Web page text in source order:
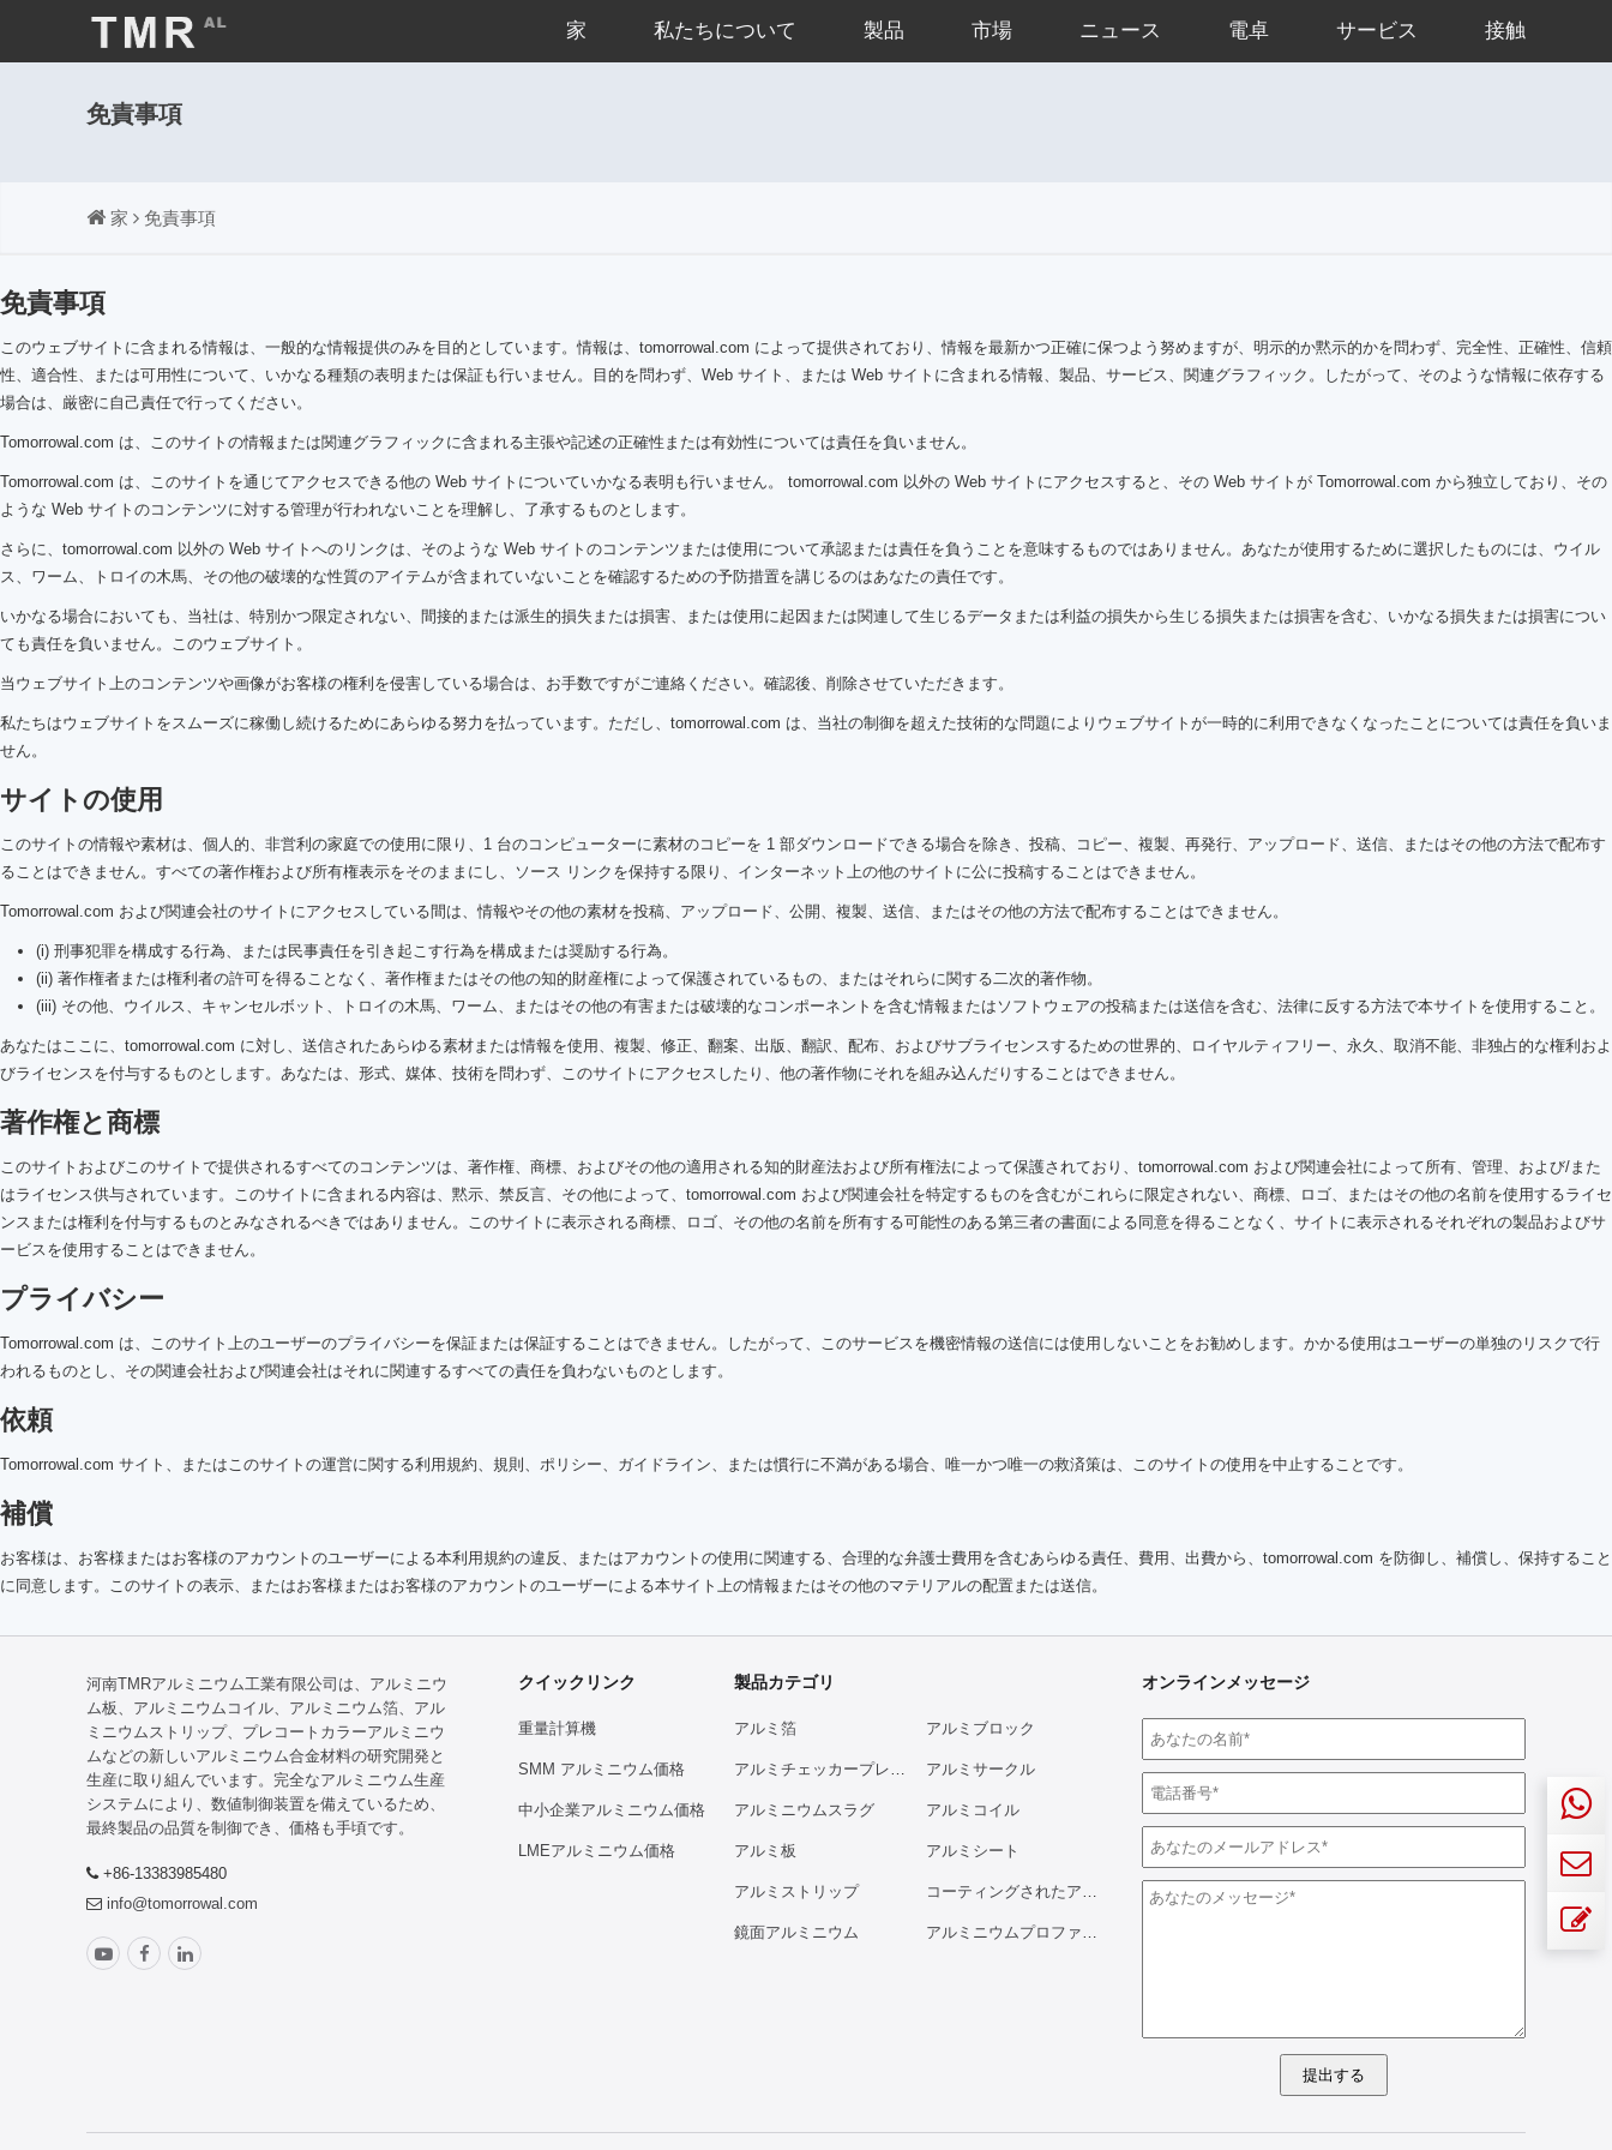
家 私たちについて 製品 市場 ニュース 電卓 サービス 接触
免責事項
家 免責事項
免責事項
このウェブサイトに含まれる情報は、一般的な情報提供のみを目的としています。情報は、tomorrowal.com によって提供されており、情報を最新かつ正確に保つよう努めますが、明示的か黙示的かを問わず、完全性、正確性、信頼
性、適合性、または可用性について、いかなる種類の表明または保証も行いません。目的を問わず、Web サイト、または Web サイトに含まれる情報、製品、サービス、関連グラフィック。したがって、そのような情報に依存する
場合は、厳密に自己責任で行ってください。
Tomorrowal.com は、このサイトの情報または関連グラフィックに含まれる主張や記述の正確性または有効性については責任を負いません。
Tomorrowal.com は、このサイトを通じてアクセスできる他の Web サイトについていかなる表明も行いません。 tomorrowal.com 以外の Web サイトにアクセスすると、その Web サイトが Tomorrowal.com から独立しており、その
ような Web サイトのコンテンツに対する管理が行われないことを理解し、了承するものとします。
さらに、tomorrowal.com 以外の Web サイトへのリンクは、そのような Web サイトのコンテンツまたは使用について承認または責任を負うことを意味するものではありません。あなたが使用するために選択したものには、ウイル
ス、ワーム、トロイの木馬、その他の破壊的な性質のアイテムが含まれていないことを確認するための予防措置を講じるのはあなたの責任です。
いかなる場合においても、当社は、特別かつ限定されない、間接的または派生的損失または損害、または使用に起因または関連して生じるデータまたは利益の損失から生じる損失または損害を含む、いかなる損失または損害につい
ても責任を負いません。このウェブサイト。
当ウェブサイト上のコンテンツや画像がお客様の権利を侵害している場合は、お手数ですがご連絡ください。確認後、削除させていただきます。
私たちはウェブサイトをスムーズに稼働し続けるためにあらゆる努力を払っています。ただし、tomorrowal.com は、当社の制御を超えた技術的な問題によりウェブサイトが一時的に利用できなくなったことについては責任を負いま
せん。
サイトの使用
このサイトの情報や素材は、個人的、非営利の家庭での使用に限り、1 台のコンピューターに素材のコピーを 1 部ダウンロードできる場合を除き、投稿、コピー、複製、再発行、アップロード、送信、またはその他の方法で配布す
ることはできません。すべての著作権および所有権表示をそのままにし、ソース リンクを保持する限り、インターネット上の他のサイトに公に投稿することはできません。
Tomorrowal.com および関連会社のサイトにアクセスしている間は、情報やその他の素材を投稿、アップロード、公開、複製、送信、またはその他の方法で配布することはできません。
(i) 刑事犯罪を構成する行為、または民事責任を引き起こす行為を構成または奨励する行為。
(ii) 著作権者または権利者の許可を得ることなく、著作権またはその他の知的財産権によって保護されているもの、またはそれらに関する二次的著作物。
(iii) その他、ウイルス、キャンセルボット、トロイの木馬、ワーム、またはその他の有害または破壊的なコンポーネントを含む情報またはソフトウェアの投稿または送信を含む、法律に反する方法で本サイトを使用すること。
あなたはここに、tomorrowal.com に対し、送信されたあらゆる素材または情報を使用、複製、修正、翻案、出版、翻訳、配布、およびサブライセンスするための世界的、ロイヤルティフリー、永久、取消不能、非独占的な権利およ
びライセンスを付与するものとします。あなたは、形式、媒体、技術を問わず、このサイトにアクセスしたり、他の著作物にそれを組み込んだりすることはできません。
著作権と商標
このサイトおよびこのサイトで提供されるすべてのコンテンツは、著作権、商標、およびその他の適用される知的財産法および所有権法によって保護されており、tomorrowal.com および関連会社によって所有、管理、および/また
はライセンス供与されています。このサイトに含まれる内容は、黙示、禁反言、その他によって、tomorrowal.com および関連会社を特定するものを含むがこれらに限定されない、商標、ロゴ、またはその他の名前を使用するライセ
ンスまたは権利を付与するものとみなされるべきではありません。このサイトに表示される商標、ロゴ、その他の名前を所有する可能性のある第三者の書面による同意を得ることなく、サイトに表示されるそれぞれの製品およびサ
ービスを使用することはできません。
プライバシー
Tomorrowal.com は、このサイト上のユーザーのプライバシーを保証または保証することはできません。したがって、このサービスを機密情報の送信には使用しないことをお勧めします。かかる使用はユーザーの単独のリスクで行
われるものとし、その関連会社および関連会社はそれに関連するすべての責任を負わないものとします。
依頼
Tomorrowal.com サイト、またはこのサイトの運営に関する利用規約、規則、ポリシー、ガイドライン、または慣行に不満がある場合、唯一かつ唯一の救済策は、このサイトの使用を中止することです。
補償
お客様は、お客様またはお客様のアカウントのユーザーによる本利用規約の違反、またはアカウントの使用に関連する、合理的な弁護士費用を含むあらゆる責任、費用、出費から、tomorrowal.com を防御し、補償し、保持すること
に同意します。このサイトの表示、またはお客様またはお客様のアカウントのユーザーによる本サイト上の情報またはその他のマテリアルの配置または送信。
河南TMRアルミニウム工業有限公司は、アルミニウ
ム板、アルミニウムコイル、アルミニウム箔、アル
ミニウムストリップ、プレコートカラーアルミニウ
ムなどの新しいアルミニウム合金材料の研究開発と
生産に取り組んでいます。完全なアルミニウム生産
システムにより、数値制御装置を備えているため、
最終製品の品質を制御でき、価格も手頃です。
+86-13383985480
info@tomorrowal.com
クイックリンク
重量計算機
SMM アルミニウム価格
中小企業アルミニウム価格
LMEアルミニウム価格
製品カテゴリ
アルミ箔 アルミブロック
アルミチェッカープレート アルミサークル
アルミニウムスラグ アルミコイル
アルミ板 アルミシート
アルミストリップ コーティングされたアルミニウム
鏡面アルミニウム アルミニウムプロファイル
オンラインメッセージ
提出する